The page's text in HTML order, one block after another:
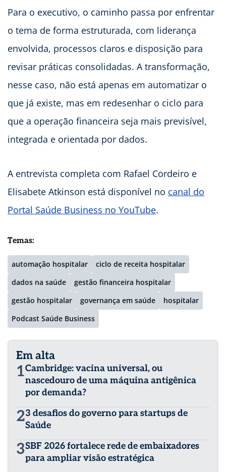
Para o executivo, o caminho passa por enfrentar
o tema de forma estruturada, com liderança
envolvida, processos claros e disposição para
revisar práticas consolidadas. A transformação,
nesse caso, não está apenas em automatizar o
que já existe, mas em redesenhar o ciclo para
que a operação financeira seja mais previsível,
integrada e orientada por dados.
A entrevista completa com Rafael Cordeiro e
Elisabete Atkinson está disponível no canal do
Portal Saúde Business no YouTube.
Temas:
automação hospitalar
ciclo de receita hospitalar
dados na saúde
gestão financeira hospitalar
gestão hospitalar
governança em saúde
hospitalar
Podcast Saúde Business
Em alta
1Cambridge: vacina universal, ou
nascedouro de uma máquina antigênica
por demanda?
23 desafios do governo para startups de
Saúde
3SBF 2026 fortalece rede de embaixadores
para ampliar visão estratégica